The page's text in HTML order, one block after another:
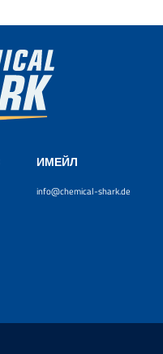
ИМЕЙЛ
info@chemical-shark.de